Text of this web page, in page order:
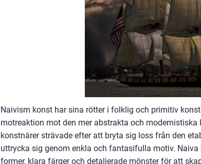
Naivism konst har sina rötter i folklig och primitiv
motreaktion mot den mer abstrakta och
konstnärer strävade efter att bryta sig loss från den
uttrycka sig genom enkla och fantasifulla motiv.
former, klara färger och detaljerade mönster för att